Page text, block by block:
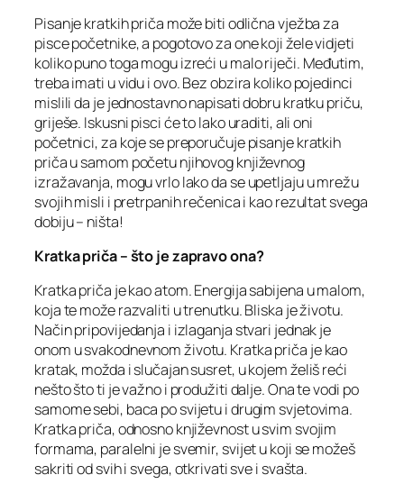
Pisanje kratkih priča može biti odlična vježba za
pisce početnike, a pogotovo za one koji žele vidjeti
koliko puno toga mogu izreći u malo riječi. Međutim,
treba imati u vidu i ovo. Bez obzira koliko pojedinci
mislili da je jednostavno napisati dobru kratku priču,
griješe. Iskusni pisci će to lako uraditi, ali oni
početnici, za koje se preporučuje pisanje kratkih
priča u samom početu njihovog književnog
izražavanja, mogu vrlo lako da se upetljaju u mrežu
svojih misli i pretrpanih rečenica i kao rezultat svega
dobiju – ništa!
Kratka priča – što je zapravo ona?
Kratka priča je kao atom. Energija sabijena u malom,
koja te može razvaliti u trenutku. Bliska je životu.
Način pripovijedanja i izlaganja stvari jednak je
onom u svakodnevnom životu. Kratka priča je kao
kratak, možda i slučajan susret, u kojem želiš reći
nešto što ti je važno i produžiti dalje. Ona te vodi po
samome sebi, baca po svijetu i drugim svjetovima.
Kratka priča, odnosno književnost u svim svojim
formama, paralelni je svemir, svijet u koji se možeš
sakriti od svih i svega, otkrivati sve i svašta.